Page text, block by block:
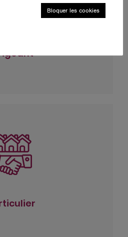
de la rémunération
en protection sociale
de revenus, d’IFI
d’entreprise ou d’actif
de la fiscalité
en protection sociale
Bloquer les cookies